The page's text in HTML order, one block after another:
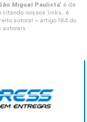
Miguel Paulista" é de
citando nossos links, é
autoral – artigo 184 do
autorais.